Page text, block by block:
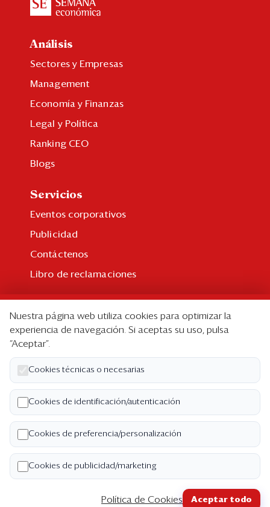
Análisis
Sectores y Empresas
Management
Economía y Finanzas
Legal y Política
Ranking CEO
Blogs
Servicios
Eventos corporativos
Publicidad
Contáctenos
Libro de reclamaciones
Suscripción individual
Paquetes corporativos
Edición Impresa
Nosotros
Quiénes somos
Código de ética
Términos y Condiciones
Nuestra página web utiliza cookies para optimizar la
experiencia de navegación. Si aceptas su uso, pulsa
“Aceptar”.
Cookies técnicas o necesarias
Cookies de identificación/autenticación
Cookies de preferencia/personalización
Cookies de publicidad/marketing
Política de Cookies Aceptar todo